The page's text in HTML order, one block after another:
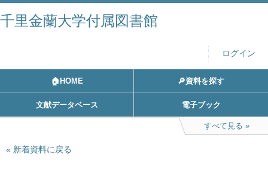
千里金蘭大学付属図書館
ログイン
🏠HOME 🔎資料を探す
文献データベース 電子ブック
すべて見る
新着資料に戻る